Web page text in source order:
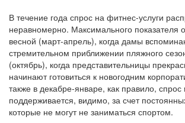
В течение года спрос на фитнес-услуги
неравномерно. Максимального показателя
весной (март-апрель), когда дамы
стремительном приближении пляжного
(октябрь), когда представительницы
начинают готовиться к новогодним
также в декабре-январе, как правило,
поддерживается, видимо, за счет
которые не могут не заниматься спортом.